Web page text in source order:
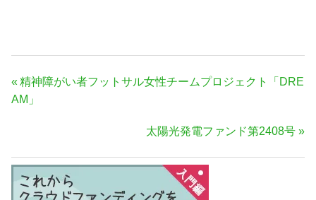
投
稿
ゲ
ー
シ
前
の
精神障がい者フットサル女性チームプロジェクト「DRE
AM」
次
記
太陽光発電ファンド第2408号